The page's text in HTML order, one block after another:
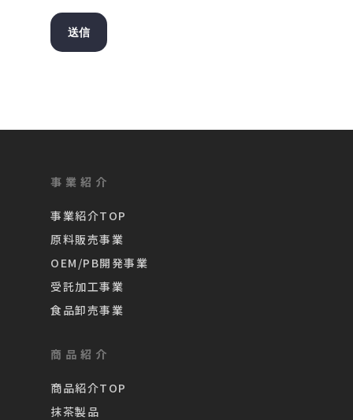
事業紹介
事業紹介TOP
原料販売事業
OEM/PB開発事業
受託加工事業
食品卸売事業
商品紹介
商品紹介TOP
抹茶製品